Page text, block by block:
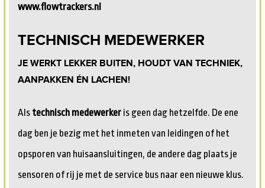
www.flowtrackers.nl
TECHNISCH MEDEWERKER
JE WERKT LEKKER BUITEN, HOUDT VAN TECHNIEK,
AANPAKKEN ÉN LACHEN!
Als technisch medewerker is geen dag hetzelfde. De ene
dag ben je bezig met het inmeten van leidingen of het
opsporen van huisaansluitingen, de andere dag plaats je
sensoren of rij je met de service bus naar een nieuwe klus.